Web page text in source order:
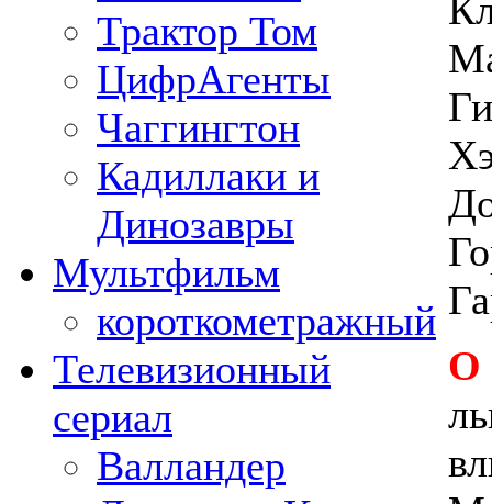
Трактор Том
ЦифрАгенты
Чаггингтон
Кадиллаки и
Динозавры
Мультфильм
короткометражный
Телевизионный
сериал
Валландер
О